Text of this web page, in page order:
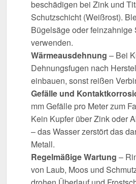
beschädigen bei Zink und
Schutzschicht (Weißrost).
Bügelsäge oder feinzahnige
verwenden.
Wärmeausdehnung – Bei
Dehnungsfugen nach
einbauen, sonst reißen
Gefälle und
mm Gefälle pro Meter zum
Kein Kupfer über Zink oder
– das Wasser zerstört das
Metall.
Regelmäßige Wartung –
von Laub, Moos und